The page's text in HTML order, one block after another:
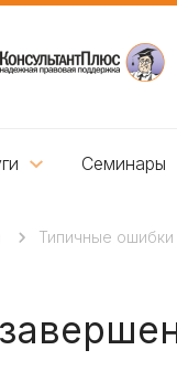
Семинары
Типичные